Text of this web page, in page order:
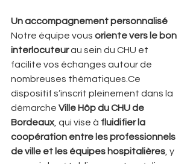
Un accompagnement personnalisé
Notre équipe vous oriente vers le bon
interlocuteur au sein du CHU et
facilite vos échanges autour de
nombreuses thématiques.Ce
dispositif s’inscrit pleinement dans la
démarche Ville Hôp du CHU de
Bordeaux, qui vise à fluidifier la
coopération entre les professionnels
de ville et les équipes hospitalières , y